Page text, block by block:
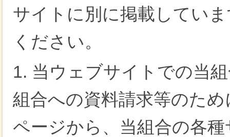
サイトに別に掲載してい
ください。
1. 当ウェブサイトでの当
組合への資料請求等のた
ページから、当組合の各